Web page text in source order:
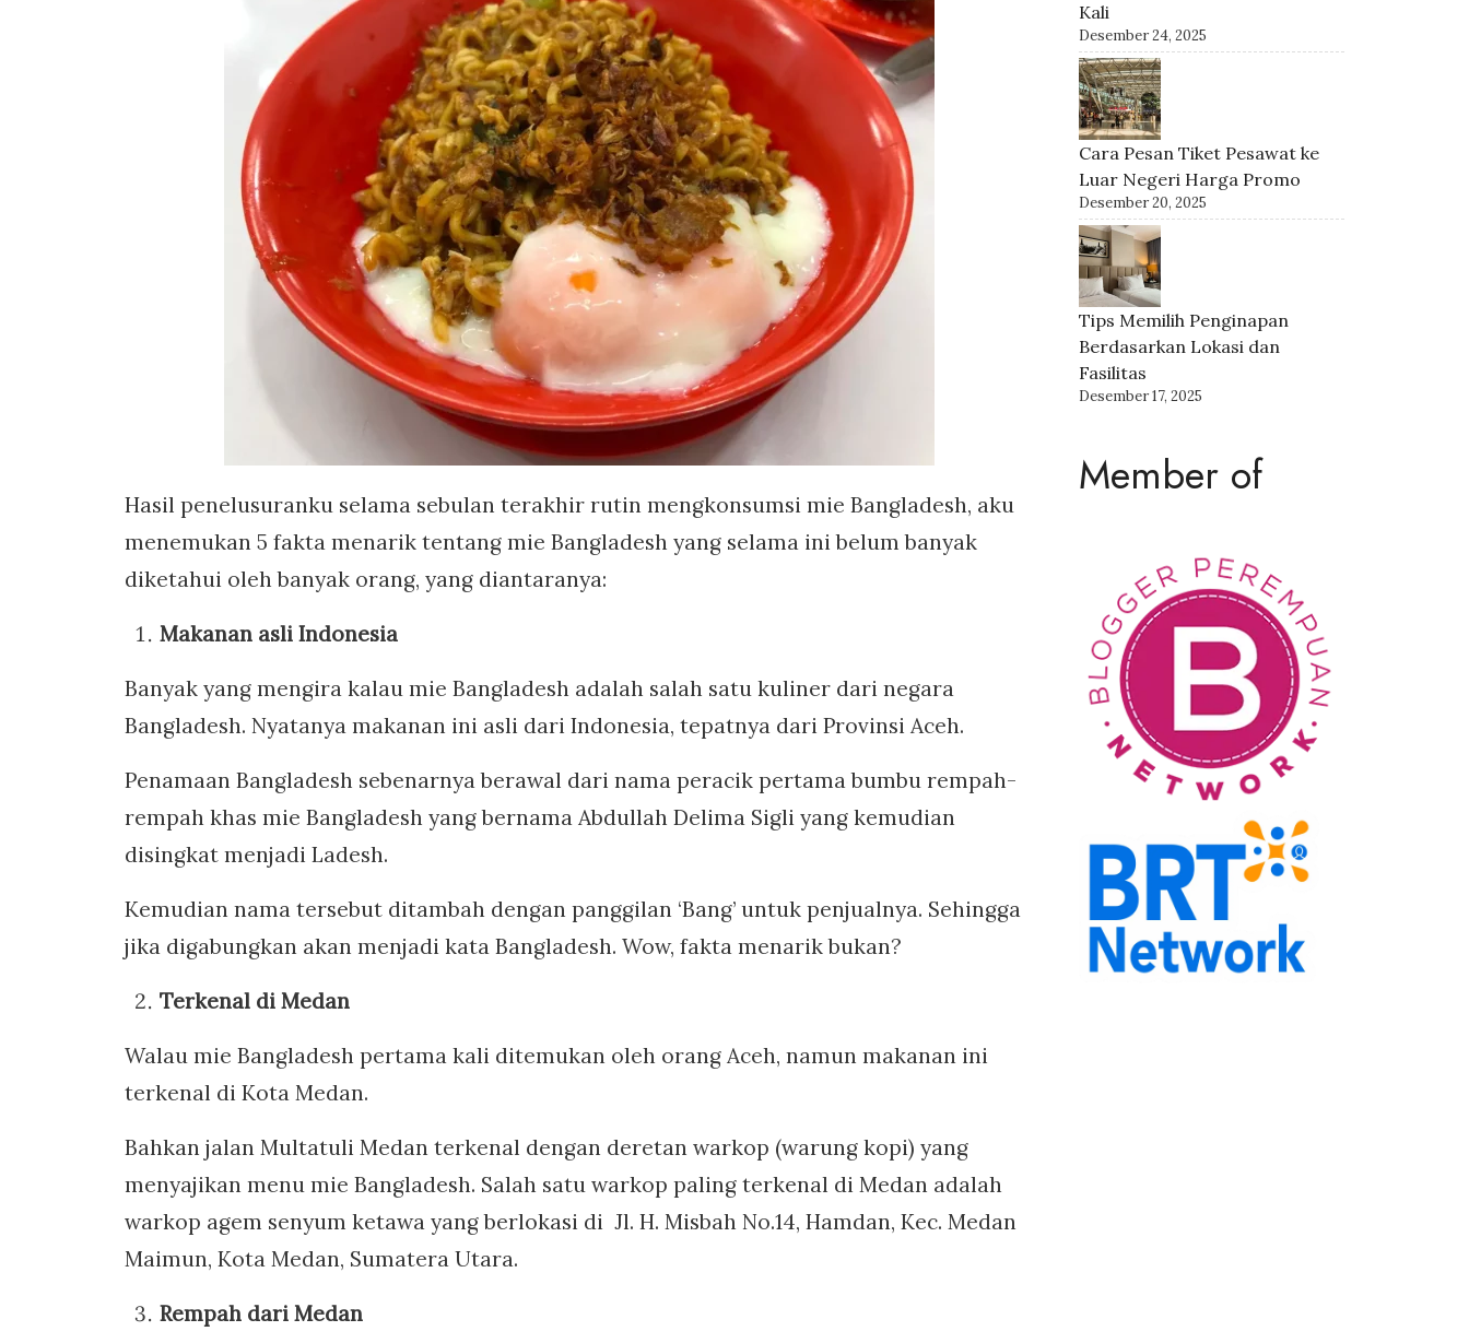
Hasil penelusuranku selama sebulan terakhir rutin mengkonsumsi mie Bangladesh, aku
menemukan 5 fakta menarik tentang mie Bangladesh yang selama ini belum banyak
diketahui oleh banyak orang, yang diantaranya:
Makanan asli Indonesia
Banyak yang mengira kalau mie Bangladesh adalah salah satu kuliner dari negara
Bangladesh. Nyatanya makanan ini asli dari Indonesia, tepatnya dari Provinsi Aceh.
Penamaan Bangladesh sebenarnya berawal dari nama peracik pertama bumbu rempah-
rempah khas mie Bangladesh yang bernama Abdullah Delima Sigli yang kemudian
disingkat menjadi Ladesh.
Kemudian nama tersebut ditambah dengan panggilan ‘Bang’ untuk penjualnya. Sehingga
jika digabungkan akan menjadi kata Bangladesh. Wow, fakta menarik bukan?
Terkenal di Medan
Walau mie Bangladesh pertama kali ditemukan oleh orang Aceh, namun makanan ini
terkenal di Kota Medan.
Bahkan jalan Multatuli Medan terkenal dengan deretan warkop (warung kopi) yang
menyajikan menu mie Bangladesh. Salah satu warkop paling terkenal di Medan adalah
warkop agem senyum ketawa yang berlokasi di Jl. H. Misbah No.14, Hamdan, Kec. Medan
Maimun, Kota Medan, Sumatera Utara.
Rempah dari Medan
Kali
Desember 24, 2025
Cara Pesan Tiket Pesawat ke
Luar Negeri Harga Promo
Desember 20, 2025
Tips Memilih Penginapan
Berdasarkan Lokasi dan
Fasilitas
Desember 17, 2025
Member of